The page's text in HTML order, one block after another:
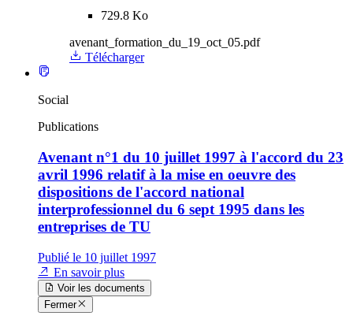
729.8 Ko
avenant_formation_du_19_oct_05.pdf
Télécharger
Social
Publications
Avenant n°1 du 10 juillet 1997 à l'accord du 23
avril 1996 relatif à la mise en oeuvre des
dispositions de l'accord national
interprofessionnel du 6 sept 1995 dans les
entreprises de TU
Publié le 10 juillet 1997
En savoir plus
Voir les documents
Fermer